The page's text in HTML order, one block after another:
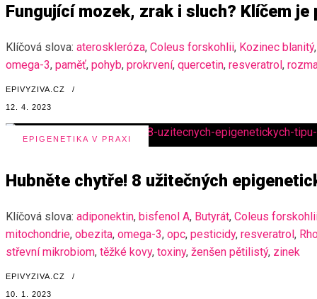
Fungující mozek, zrak i sluch? Klíčem je
Klíčová slova: ateroskleróza, Coleus forskohlii, Kozinec blanitý,
omega-3, paměť, pohyb, prokrvení, quercetin, resveratrol,
EPIVYZIVA.CZ /
12. 4. 2023
EPIGENETIKA V PRAXI
Hubněte chytře! 8 užitečných
Klíčová slova: adiponektin, bisfenol A, Butyrát, Coleus
mitochondrie, obezita, omega-3, opc, pesticidy, resveratrol,
střevní mikrobiom, těžké kovy, toxiny, ženšen pětilistý, zinek
EPIVYZIVA.CZ /
10. 1. 2023